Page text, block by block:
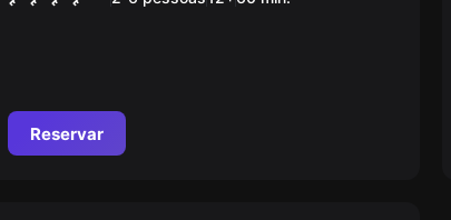
Reservar